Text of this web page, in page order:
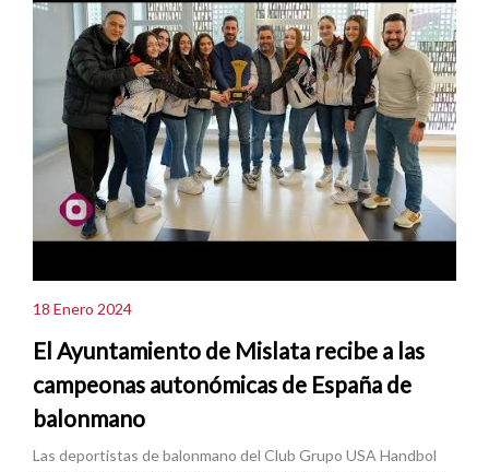
18 Enero 2024
El Ayuntamiento de Mislata recibe a las
campeonas autonómicas de España de
balonmano
Las deportistas de balonmano del Club Grupo USA Handbol